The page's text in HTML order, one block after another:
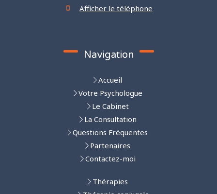
Afficher le téléphone
Navigation
Accueil
Votre Psychologue
Le Cabinet
La Consultation
Questions Fréquentes
Partenaires
Contactez-moi
Thérapies